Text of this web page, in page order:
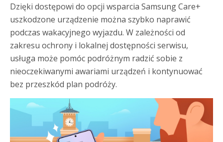
Dzięki dostępowi do opcji wsparcia Samsung Care+
uszkodzone urządzenie można szybko naprawić
podczas wakacyjnego wyjazdu. W zależności od
zakresu ochrony i lokalnej dostępności serwisu,
usługa może pomóc podróżnym radzić sobie z
nieoczekiwanymi awariami urządzeń i kontynuować
bez przeszkód plan podróży.